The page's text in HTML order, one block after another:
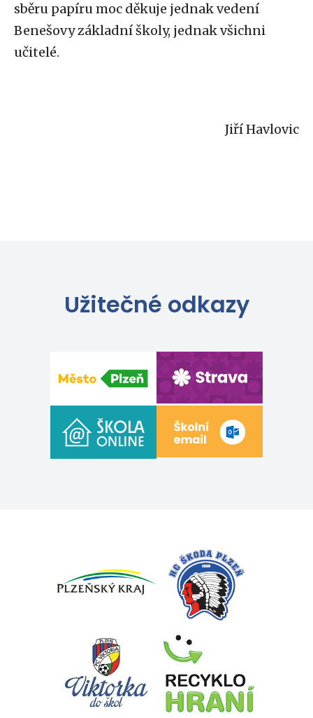
sběru papíru moc děkuje jednak vedení
Benešovy základní školy, jednak všichni
učitelé.
Jiří Havlovic
Užitečné odkazy